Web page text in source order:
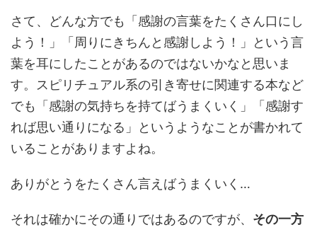
さて、どんな方でも「感謝の言葉をたくさん口にし
よう！」「周りにきちんと感謝しよう！」という言
葉を耳にしたことがあるのではないかなと思いま
す。スピリチュアル系の引き寄せに関連する本など
でも「感謝の気持ちを持てばうまくいく」「感謝す
れば思い通りになる」というようなことが書かれて
いることがありますよね。
ありがとうをたくさん言えばうまくいく…
それは確かにその通りではあるのですが、 その一方